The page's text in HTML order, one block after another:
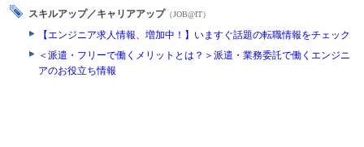
スキルアップ／キャリアアップ （JOB@IT）
【エンジニア求人情報、増加中！】いますぐ話題の転職情報をチェック
＜派遣・フリーで働くメリットとは？＞派遣・業務委託で働くエンジニ
アのお役立ち情報